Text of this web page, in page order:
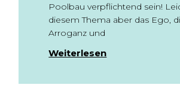
Poolbau verpflichtend sein!
diesem Thema aber das Ego,
Arroganz und
Weiterlesen